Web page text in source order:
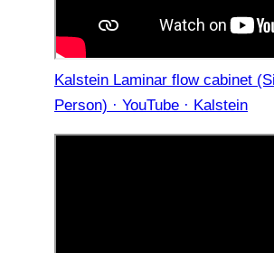
Kalstein Laminar flow cabinet
Person) · YouTube · Kalstein